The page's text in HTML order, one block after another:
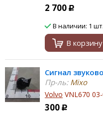
2 700 Р
В наличии: 1 шт.
В корзину
Сигнал
Пр-ль:Mixo
Volvo VNL670
300 Р